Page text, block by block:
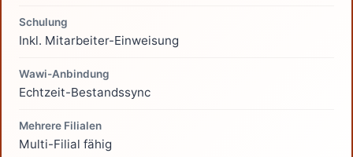
Schulung
Inkl. Mitarbeiter-Einweisung
Wawi-Anbindung
Echtzeit-Bestandssync
Mehrere Filialen
Multi-Filial fähig